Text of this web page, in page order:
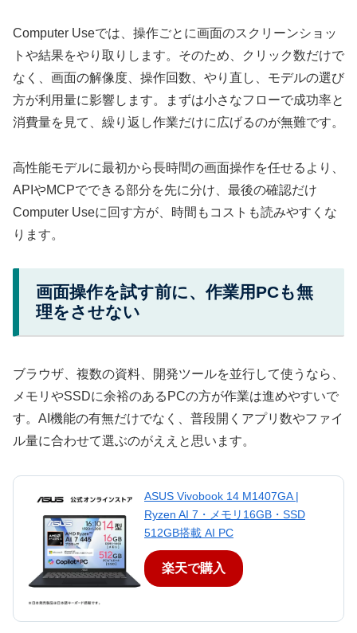
Computer Useでは、操作ごとに画面のスクリーンショッ
トや結果をやり取りします。そのため、クリック数だけで
なく、画面の解像度、操作回数、やり直し、モデルの選び
方が利用量に影響します。まずは小さなフローで成功率と
消費量を見て、繰り返し作業だけに広げるのが無難です。
高性能モデルに最初から長時間の画面操作を任せるより、
APIやMCPでできる部分を先に分け、最後の確認だけ
Computer Useに回す方が、時間もコストも読みやすくな
ります。
画面操作を試す前に、作業用PCも無
理をさせない
ブラウザ、複数の資料、開発ツールを並行して使うなら、
メモリやSSDに余裕のあるPCの方が作業は進めやすいで
す。AI機能の有無だけでなく、普段開くアプリ数やファイ
ル量に合わせて選ぶのがええと思います。
ASUS Vivobook 14 M1407GA |
Ryzen AI 7・メモリ16GB・SSD
512GB搭載 AI PC
楽天で購入